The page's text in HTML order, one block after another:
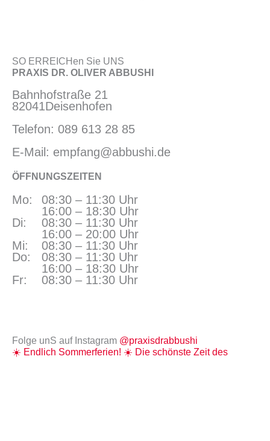
SO ERREICHen Sie UNS
PRAXIS DR. OLIVER ABBUSHI
Bahnhofstraße 21
82041Deisenhofen
Telefon: 089 613 28 85
E-Mail: empfang@abbushi.de
ÖFFNUNGSZEITEN
Mo:
Di:
Mi:
Do:
Fr:
08:30 – 11:30 Uhr
16:00 – 18:30 Uhr
08:30 – 11:30 Uhr
16:00 – 20:00 Uhr
08:30 – 11:30 Uhr
08:30 – 11:30 Uhr
16:00 – 18:30 Uhr
08:30 – 11:30 Uhr
Folge unS auf Instagram @praxisdrabbushi
☀️ Endlich Sommerferien! ☀️ Die schönste Zeit des